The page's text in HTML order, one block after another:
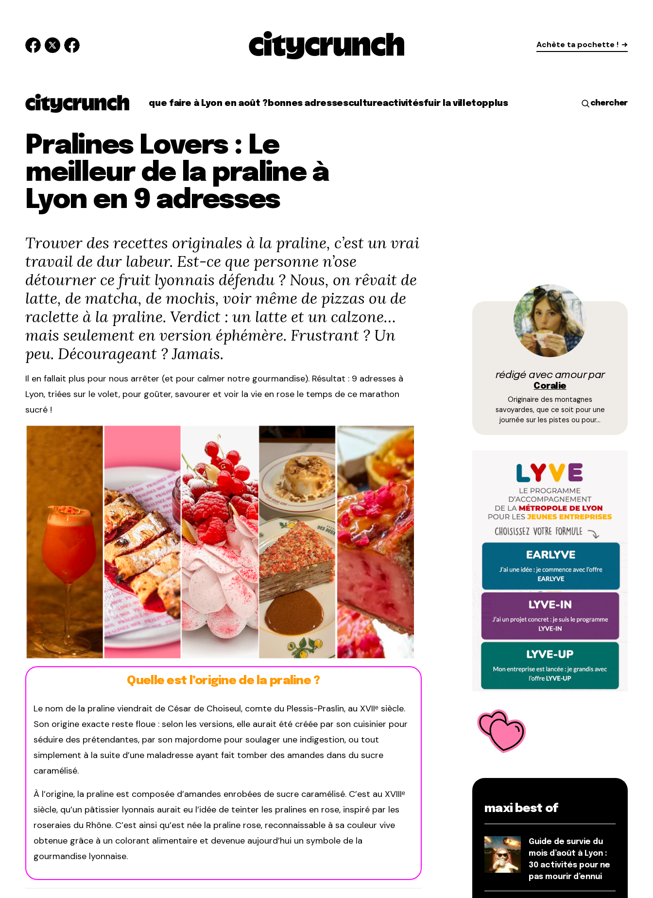
Achète ta pochette !
que faire à Lyon en août ? bonnes adressescultureactivitésfuir la villetopplus chercher
Pralines Lovers : Le
meilleur de la praline à
Lyon en 9 adresses
Trouver des recettes originales à la praline, c’est un vrai
travail de dur labeur. Est-ce que personne n’ose
détourner ce fruit lyonnais défendu ? Nous, on rêvait de
latte, de matcha, de mochis, voir même de pizzas ou de
raclette à la praline. Verdict : un latte et un calzone…
mais seulement en version éphémère. Frustrant ? Un
peu. Décourageant ? Jamais.
Il en fallait plus pour nous arrêter (et pour calmer notre gourmandise). Résultat : 9 adresses à
Lyon, triées sur le volet, pour goûter, savourer et voir la vie en rose le temps de ce marathon
sucré !
Quelle est l’origine de la praline ?
Le nom de la praline viendrait de César de Choiseul, comte du Plessis-Praslin, au XVIIᵉ siècle.
Son origine exacte reste floue : selon les versions, elle aurait été créée par son cuisinier pour
séduire des prétendantes, par son majordome pour soulager une indigestion, ou tout
simplement à la suite d’une maladresse ayant fait tomber des amandes dans du sucre
caramélisé.
À l’origine, la praline est composée d’amandes enrobées de sucre caramélisé. C’est au XVIIIᵉ
siècle, qu’un pâtissier lyonnais aurait eu l’idée de teinter les pralines en rose, inspiré par les
roseraies du Rhône. C’est ainsi qu’est née la praline rose, reconnaissable à sa couleur vive
obtenue grâce à un colorant alimentaire et devenue aujourd’hui un symbole de la
gourmandise lyonnaise.
rédigé avec amour par
Coralie
Originaire des montagnes
savoyardes, que ce soit pour une
journée sur les pistes ou pour…
maxi best of
Guide de survie du
mois d’août à Lyon :
30 activités pour ne
pas mourir d’ennui